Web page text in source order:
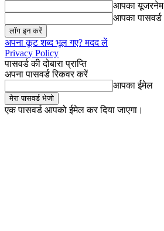
आपका यूजरनेम
आपका पासवर्ड
अपना कूट शब्द भूल गए? मदद लें
Privacy Policy
पासवर्ड की दोबारा प्राप्ति
अपना पासवर्ड रिकवर करें
आपका ईमेल
एक पासवर्ड आपको ईमेल कर दिया जाएगा।